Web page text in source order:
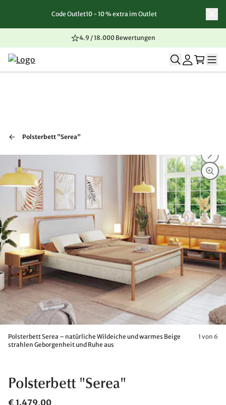
Zum Inhalt springen
Zur Navigation springen
Zum Seitenende springen
Code Outlet10 - 10 % extra im Outlet
4.9 / 18.000 Bewertungen
Polsterbett "Serea"
Polsterbett Serea – natürliche Wildeiche und warmes Beige
strahlen Geborgenheit und Ruhe aus
1 von 6
Polsterbett "Serea"
€ 1.479,00